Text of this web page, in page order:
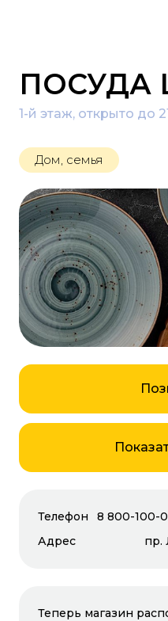
ДОМ,
#супермаркет
#пошив штор
#все для кухни
Дом, семья
ПОСУДА
1-й этаж, открыто до
Дом, семья
Телефон
8 800-100-
Адрес
пр.
Теперь магазин